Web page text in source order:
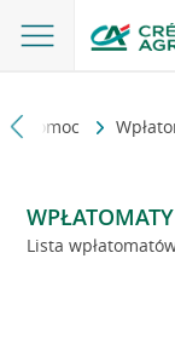
i pomoc
WPŁATOMATY
Lista